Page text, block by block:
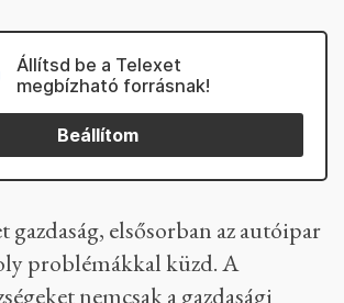
Állítsd be a Telexet
megbízható forrásnak!
Beállítom
gazdaság, elsősorban az autóipar
problémákkal küzd. A
nemcsak a gazdasági